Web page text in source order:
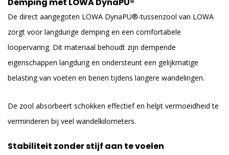
De direct aangegoten LOWA DynaPU®-tussenzool van LOWA
zorgt voor langdurige demping en een comfortabele
loopervaring. Dit materiaal behoudt zijn dempende
eigenschappen langdurig en ondersteunt een gelijkmatige
belasting van voeten en benen tijdens langere wandelingen.
De zool absorbeert schokken effectief en helpt vermoeidheid te
verminderen bij veel wandelkilometers.
Stabiliteit zonder stijf aan te voelen